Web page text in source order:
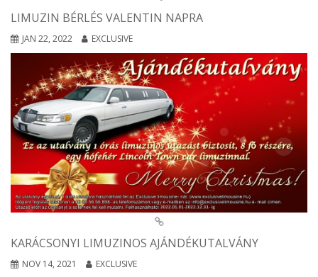
LIMUZIN BÉRLÉS VALENTIN NAPRA
JAN 22, 2022 EXCLUSIVE
KARÁCSONYI LIMUZINOS AJÁNDÉKUTALVÁNY
NOV 14, 2021 EXCLUSIVE